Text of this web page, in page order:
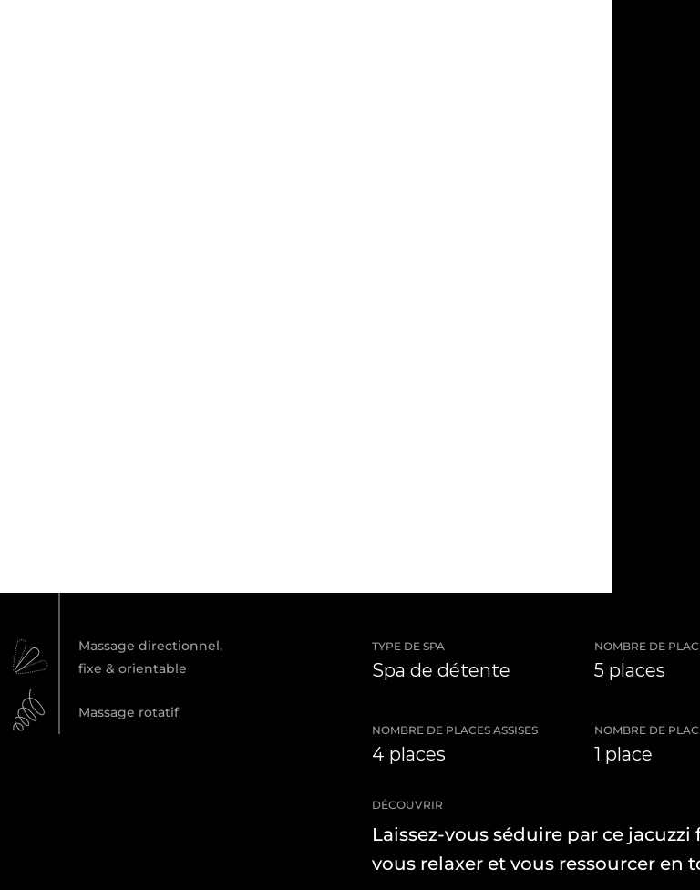
Massage directionnel,
fixe & orientable
Massage rotatif
TYPE DE SPA
Spa de détente
NOMBRE DE
5 places
NOMBRE DE PLACES ASSISES
4 places
NOMBRE DE
1 place
DÉCOUVRIR
Laissez-vous séduire par ce
vous relaxer et vous ressourcer en